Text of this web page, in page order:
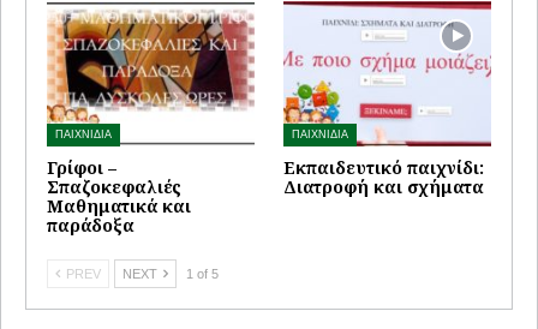
ΠΑΙΧΝΙΔΙΑ
Γρίφοι –
Σπαζοκεφαλιές
Μαθηματικά και
παράδοξα
ΠΑΙΧΝΙΔΙΑ
Εκπαιδευτικό παιχνίδι:
Διατροφή και σχήματα
PREV NEXT 1 of 5